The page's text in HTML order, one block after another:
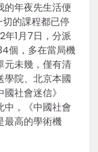
的年夜先生活便
切的課程都已停
年1月7日，分派
個，多在當局機
元未幾，僅有清
學院、北京本國
社會迷信》
中，《中國社會
最高的學術機